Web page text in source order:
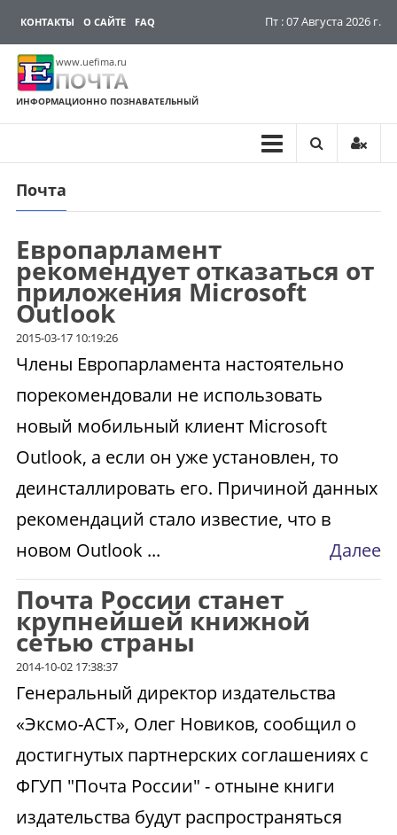
КОНТАКТЫ О САЙТЕ FAQ Пт : 07 Августа 2026 г.
www.uefima.ru
ПОЧТА
ИНФОРМАЦИОННО ПОЗНАВАТЕЛЬНЫЙ
Перейти
Почта
Европарламент
рекомендует отказаться от
приложения Microsoft
Outlook
2015-03-17 10:19:26
Члены Европарламента настоятельно
порекомендовали не использовать
новый мобильный клиент Microsoft
Outlook, а если он уже установлен, то
деинсталлировать его. Причиной данных
рекомендаций стало известие, что в
новом Outlook ...
Далее
Почта России станет
крупнейшей книжной
сетью страны
2014-10-02 17:38:37
Генеральный директор издательства
«Эксмо-АСТ», Олег Новиков, сообщил о
достигнутых партнерских соглашениях с
ФГУП "Почта России" - отныне книги
издательства будут распространяться